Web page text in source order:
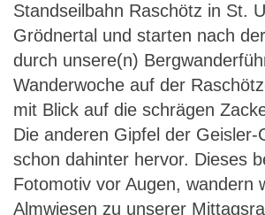
Standseilbahn Raschötz in St.
Grödnertal und starten nach
durch unsere(n)
Wanderwoche auf der
mit Blick auf die schrägen
Die anderen Gipfel der Geisler-
schon dahinter hervor. Dieses
Fotomotiv vor Augen, wandern
Almwiesen zu unserer